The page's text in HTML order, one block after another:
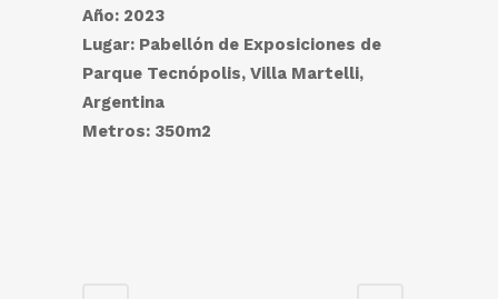
Año: 2023
Lugar: Pabellón de Exposiciones de
Parque Tecnópolis, Villa Martelli,
Argentina
Metros: 350m2